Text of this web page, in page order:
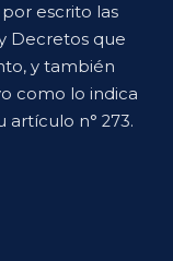
escrito las
Decretos que
y también
como lo indica
artículo n° 273.